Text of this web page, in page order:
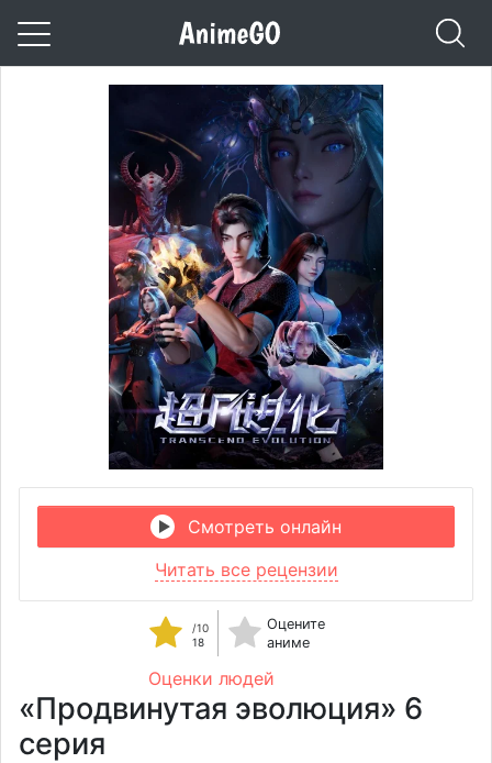
Смотреть онлайн
Читать все рецензии
/10
18
Оцените
аниме
Оценки людей
«Продвинутая эволюция» 6
серия